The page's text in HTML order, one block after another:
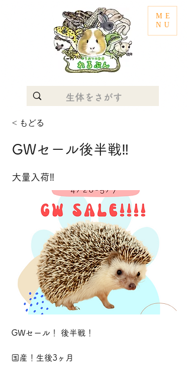
ME
NU
< もどる
GWセール後半戦‼︎
大量入荷‼︎
GWセール！ 後半戦！
国産！生後3ヶ月